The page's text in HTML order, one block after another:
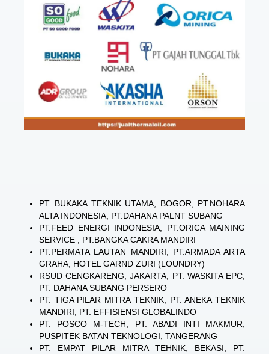
PT. BUKAKA TEKNIK UTAMA, BOGOR, PT.NOHARA
ALTA INDONESIA, PT.DAHANA PALNT SUBANG
PT.FEED ENERGI INDONESIA, PT.ORICA MAINING
SERVICE , PT.BANGKA CAKRA MANDIRI
PT.PERMATA LAUTAN MANDIRI, PT.ARMADA ARTA
GRAHA, HOTEL GARND ZURI (LOUNDRY)
RSUD CENGKARENG, JAKARTA, PT. WASKITA EPC,
PT. DAHANA SUBANG PERSERO
PT. TIGA PILAR MITRA TEKNIK, PT. ANEKA TEKNIK
MANDIRI, PT. EFFISIENSI GLOBALINDO
PT. POSCO M-TECH, PT. ABADI INTI MAKMUR,
PUSPITEK BATAN TEKNOLOGI, TANGERANG
PT. EMPAT PILAR MITRA TEHNIK, BEKASI, PT.